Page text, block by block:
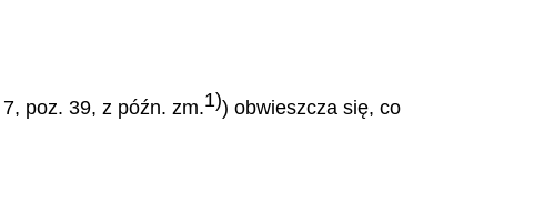
poz. 39, z późn. zm.1)) obwieszcza się, co